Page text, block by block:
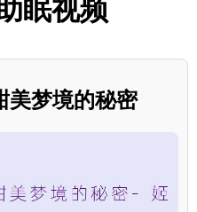
眠视频
美梦境的秘密